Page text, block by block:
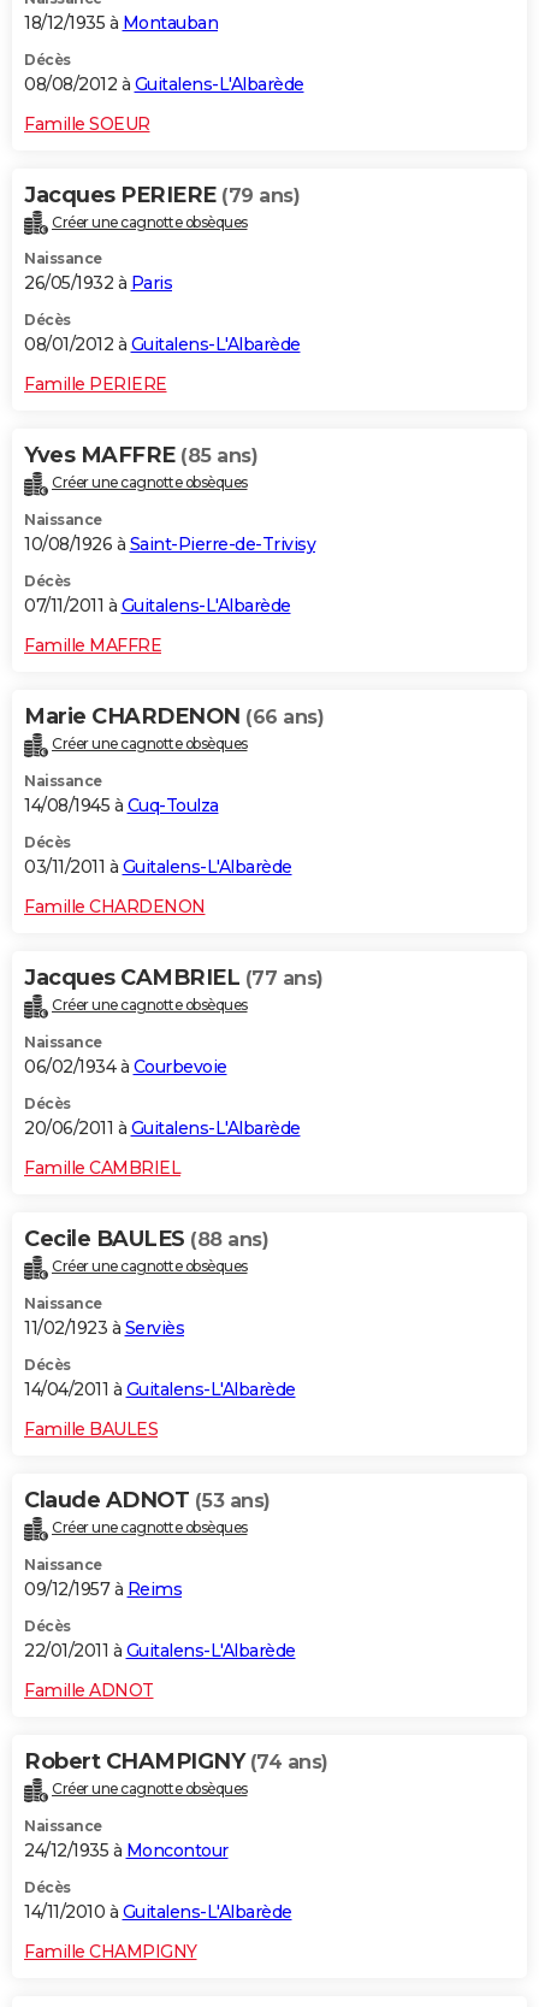
18/12/1935 à Montauban
Décès
08/08/2012 à Guitalens-L'Albarède
Famille SOEUR
Jacques PERIERE (79 ans)
Créer une cagnotte obsèques
Naissance
26/05/1932 à Paris
Décès
08/01/2012 à Guitalens-L'Albarède
Famille PERIERE
Yves MAFFRE (85 ans)
Créer une cagnotte obsèques
Naissance
10/08/1926 à Saint-Pierre-de-Trivisy
Décès
07/11/2011 à Guitalens-L'Albarède
Famille MAFFRE
Marie CHARDENON (66 ans)
Créer une cagnotte obsèques
Naissance
14/08/1945 à Cuq-Toulza
Décès
03/11/2011 à Guitalens-L'Albarède
Famille CHARDENON
Jacques CAMBRIEL (77 ans)
Créer une cagnotte obsèques
Naissance
06/02/1934 à Courbevoie
Décès
20/06/2011 à Guitalens-L'Albarède
Famille CAMBRIEL
Cecile BAULES (88 ans)
Créer une cagnotte obsèques
Naissance
11/02/1923 à Serviès
Décès
14/04/2011 à Guitalens-L'Albarède
Famille BAULES
Claude ADNOT (53 ans)
Créer une cagnotte obsèques
Naissance
09/12/1957 à Reims
Décès
22/01/2011 à Guitalens-L'Albarède
Famille ADNOT
Robert CHAMPIGNY (74 ans)
Créer une cagnotte obsèques
Naissance
24/12/1935 à Moncontour
Décès
14/11/2010 à Guitalens-L'Albarède
Famille CHAMPIGNY